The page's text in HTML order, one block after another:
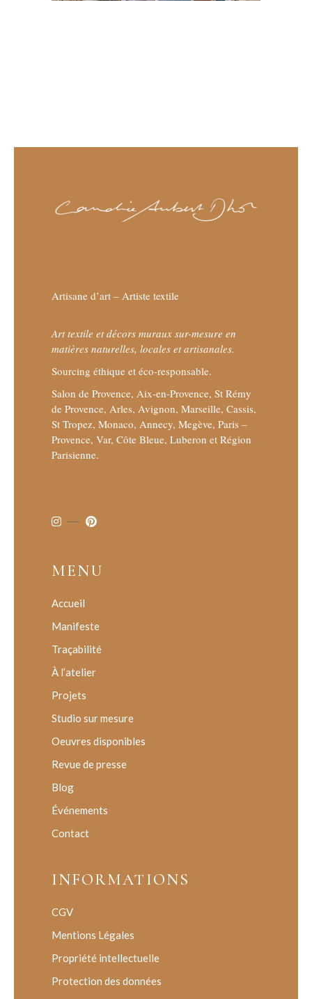
Artisane d’art – Artiste textile
Art textile et décors muraux sur-mesure en
matières naturelles, locales et artisanales.
Sourcing éthique et éco-responsable.
Salon de Provence, Aix-en-Provence, St Rémy
de Provence, Arles, Avignon, Marseille, Cassis,
St Tropez, Monaco, Annecy, Megève, Paris –
Provence, Var, Côte Bleue, Luberon et Région
Parisienne.
MENU
Accueil
Manifeste
Traçabilité
À l’atelier
Projets
Studio sur mesure
Oeuvres disponibles
Revue de presse
Blog
Événements
Contact
INFORMATIONS
CGV
Mentions Légales
Propriété intellectuelle
Protection des données